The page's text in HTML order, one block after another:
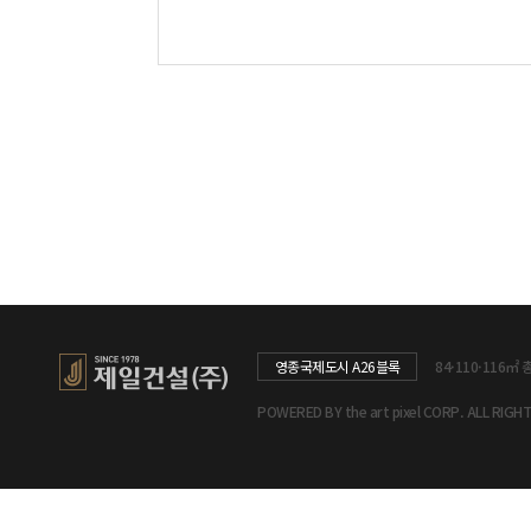
영종국제도시 A26블록 84·110·116㎡
POWERED BY the art pixel CORP. ALL